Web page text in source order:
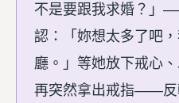
不是要跟我求婚？」
認：「妳想太多了吧
廳。」等她放下戒心
再突然拿出戒指——反